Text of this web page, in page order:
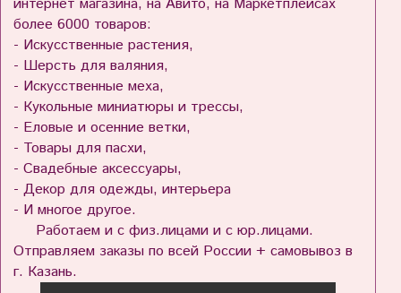
интернет магазина, на Авито, на Маркетплейсах
более 6000 товаров:
- Искусственные растения,
- Шерсть для валяния,
- Искусственные меха,
- Кукольные миниатюры и трессы,
- Еловые и осенние ветки,
- Товары для пасхи,
- Свадебные аксессуары,
- Декор для одежды, интерьера
- И многое другое.
Работаем и с физ.лицами и с юр.лицами.
Отправляем заказы по всей России + самовывоз в
г. Казань.